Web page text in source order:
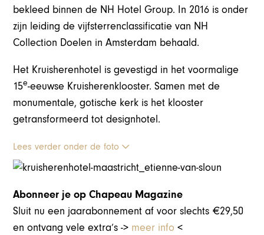
bekleed binnen de NH Hotel Group. In 2016 is onder
zijn leiding de vijfsterrenclassificatie van NH
Collection Doelen in Amsterdam behaald.
Het Kruisherenhotel is gevestigd in het voormalige
15e-eeuwse Kruisherenklooster. Samen met de
monumentale, gotische kerk is het klooster
getransformeerd tot designhotel.
Lees verder onder de foto
Abonneer je op Chapeau Magazine
Sluit nu een jaarabonnement af voor slechts €29,50
en ontvang vele extra’s -> meer info <